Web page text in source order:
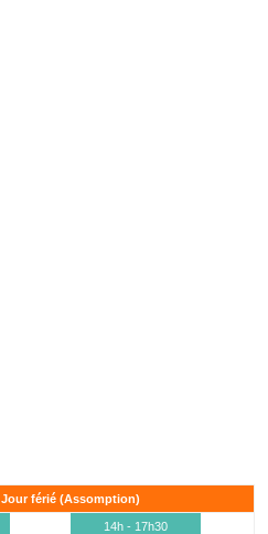
Jour férié (Assomption)
14h - 17h30